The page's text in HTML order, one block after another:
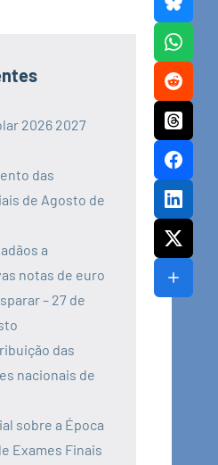
2026 2027
das
de Agosto de
a
notas de euro
– 27 de
das
nacionais de
sobre a Época
Exames Finais